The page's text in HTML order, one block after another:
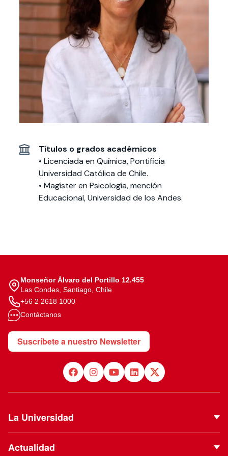
Especialidades y
estadías
Te puede
interesar:
International
students
Facultades
interesar:
2025
vinculación con la
sociedad
Extensión Cultural
Te puede interesar: Filantropía y Donaciones
intercambio
Servicios y apoyos
Te puede
interesar:
Explora el campus
Noticias
estudiantiles
Títulos o grados académicos
• Licenciada en Química, Pontificia
Universidad Católica de Chile.
• Magíster en Psicología, mención
Educacional, Universidad de los Andes.
Monseñor Álvaro del Portillo 12.455
Las Condes, Santiago, Chile
+56 2 2618 1000
Contáctanos
Suscríbete a nuestro Newsletter
La Universidad
Actualidad